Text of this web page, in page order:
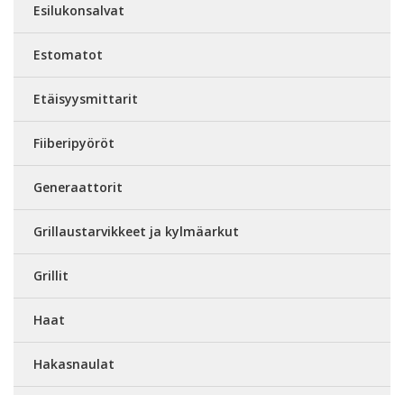
Esilukonsalvat
Estomatot
Etäisyysmittarit
Fiiberipyöröt
Generaattorit
Grillaustarvikkeet ja kylmäarkut
Grillit
Haat
Hakasnaulat